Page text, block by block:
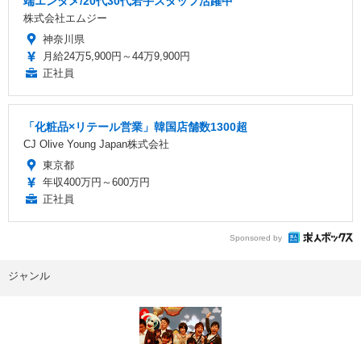
株式会社エムジー
神奈川県
月給24万5,900円～44万9,900円
正社員
「化粧品×リテール営業」韓国店舗数1300超
CJ Olive Young Japan株式会社
東京都
年収400万円～600万円
正社員
Sponsored by
ジャンル